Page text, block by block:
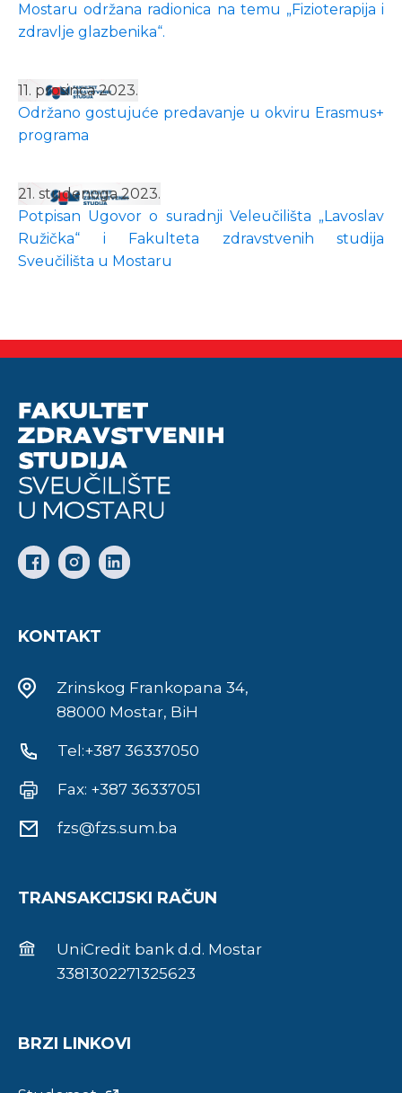
Mostaru održana radionica na temu „Fizioterapija i
zdravlje glazbenika“.
11. prosinca 2023.
Održano gostujuće predavanje u okviru Erasmus+
programa
21. studenoga 2023.
Potpisan Ugovor o suradnji Veleučilišta „Lavoslav
Ružička“ i Fakulteta zdravstvenih studija
Sveučilišta u Mostaru
KONTAKT
Zrinskog Frankopana 34,
88000 Mostar, BiH
Tel:+387 36337050
Fax: +387 36337051
fzs@fzs.sum.ba
TRANSAKCIJSKI RAČUN
UniCredit bank d.d. Mostar
3381302271325623
BRZI LINKOVI